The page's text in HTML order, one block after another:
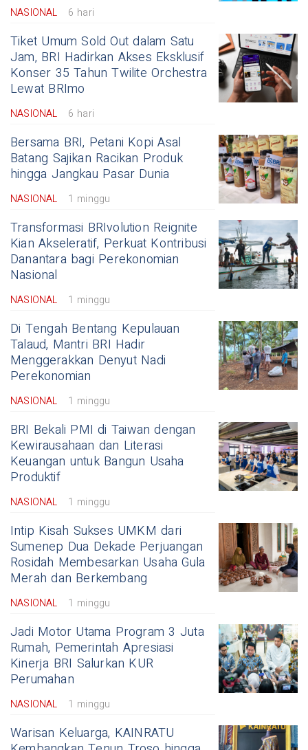
NASIONAL 6 hari
Tiket Umum Sold Out dalam Satu
Jam, BRI Hadirkan Akses Eksklusif
Konser 35 Tahun Twilite Orchestra
Lewat BRImo
NASIONAL 6 hari
Bersama BRI, Petani Kopi Asal
Batang Sajikan Racikan Produk
hingga Jangkau Pasar Dunia
NASIONAL 1 minggu
Transformasi BRIvolution Reignite
Kian Akseleratif, Perkuat Kontribusi
Danantara bagi Perekonomian
Nasional
NASIONAL 1 minggu
Di Tengah Bentang Kepulauan
Talaud, Mantri BRI Hadir
Menggerakkan Denyut Nadi
Perekonomian
NASIONAL 1 minggu
BRI Bekali PMI di Taiwan dengan
Kewirausahaan dan Literasi
Keuangan untuk Bangun Usaha
Produktif
NASIONAL 1 minggu
Intip Kisah Sukses UMKM dari
Sumenep Dua Dekade Perjuangan
Rosidah Membesarkan Usaha Gula
Merah dan Berkembang
NASIONAL 1 minggu
Jadi Motor Utama Program 3 Juta
Rumah, Pemerintah Apresiasi
Kinerja BRI Salurkan KUR
Perumahan
NASIONAL 1 minggu
Warisan Keluarga, KAINRATU